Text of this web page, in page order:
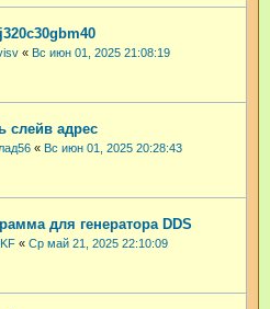
« Вс июн 01, 2025 21:08:19
слейв адрес
« Вс июн 01, 2025 20:28:43
для генератора DDS
« Ср май 21, 2025 22:10:09